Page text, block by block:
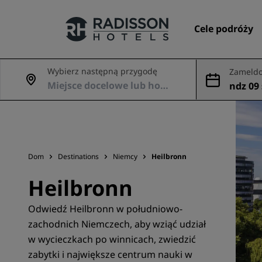
Cele podróży
Nasze marki
Wybierz następną przygodę
dowanie
ndz 09
e
Dom Destinations Niemcy Heilbronn
Heilbronn
Odwiedź Heilbronn w południowo-
zachodnich Niemczech, aby wziąć udział
w wycieczkach po winnicach, zwiedzić
zabytki i największe centrum nauki w